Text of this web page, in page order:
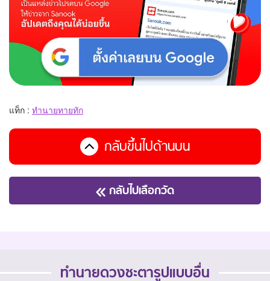
แท็ก : ทำนายทายทัก
กลับขึ้นไปด้านบน
กลับไปเลือกวัด
ทำนายดวงชะตารูปแบบอื่น